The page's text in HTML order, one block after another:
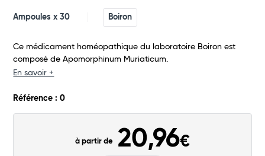
Total
Ampoules x 30 Boiron
Ce médicament homéopathique du laboratoire Boiron est
composé de Apomorphinum Muriaticum.
En savoir +
Référence : 0
à partir de 20,96€